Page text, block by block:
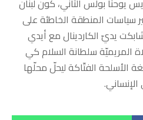
يوحنّا بولس الثاني، كون لبنان
سياسات المنطقة الخاطئة على
يديّ الكاردينال مع أيدي
المريميّة سلطانة السلام كي
الأسلحة الفتّاكة ليحلّ محلّها